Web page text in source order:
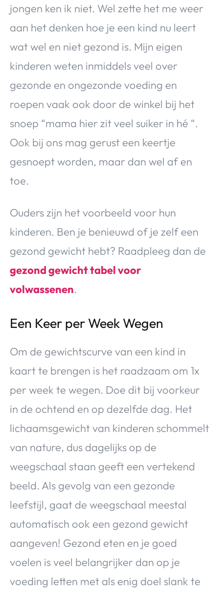
jongen ken ik niet. Wel zette het me weer
aan het denken hoe je een kind nu leert
wat wel en niet gezond is. Mijn eigen
kinderen weten inmiddels veel over
gezonde en ongezonde voeding en
roepen vaak ook door de winkel bij het
snoep “mama hier zit veel suiker in hé “.
Ook bij ons mag gerust een keertje
gesnoept worden, maar dan wel af en
toe.
Ouders zijn het voorbeeld voor hun
kinderen. Ben je benieuwd of je zelf een
gezond gewicht hebt? Raadpleeg dan de
gezond gewicht tabel voor
volwassenen.
Een Keer per Week Wegen
Om de gewichtscurve van een kind in
kaart te brengen is het raadzaam om 1x
per week te wegen. Doe dit bij voorkeur
in de ochtend en op dezelfde dag. Het
lichaamsgewicht van kinderen schommelt
van nature, dus dagelijks op de
weegschaal staan geeft een vertekend
beeld. Als gevolg van een gezonde
leefstijl, gaat de weegschaal meestal
automatisch ook een gezond gewicht
aangeven! Gezond eten en je goed
voelen is veel belangrijker dan op je
voeding letten met als enig doel slank te